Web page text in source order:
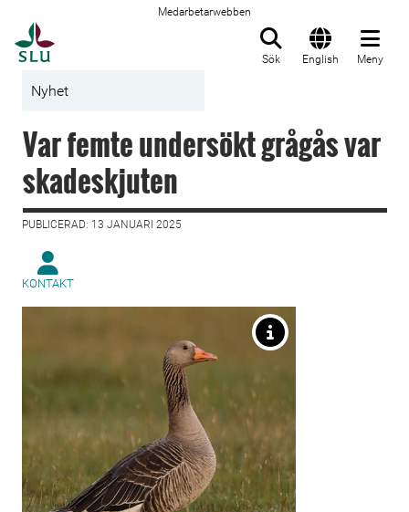
Medarbetarwebben
Sök English Meny
Nyhet
Var femte undersökt grågås var
skadeskjuten
PUBLICERAD: 13 JANUARI 2025
KONTAKT